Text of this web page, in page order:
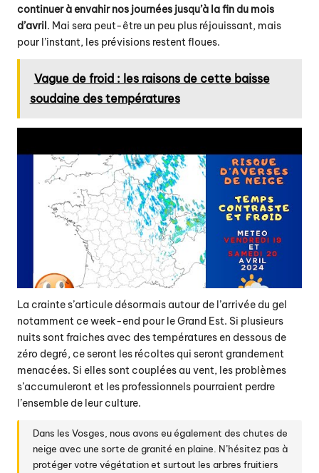
continuer à envahir nos journées jusqu’à la fin du mois
d’avril. Mai sera peut-être un peu plus réjouissant, mais
pour l’instant, les prévisions restent floues.
Vague de froid : les raisons de cette baisse
soudaine des températures
La crainte s’articule désormais autour de l’arrivée du gel
notamment ce week-end pour le Grand Est. Si plusieurs
nuits sont fraiches avec des températures en dessous de
zéro degré, ce seront les récoltes qui seront grandement
menacées. Si elles sont couplées au vent, les problèmes
s’accumuleront et les professionnels pourraient perdre
l’ensemble de leur culture.
Dans les Vosges, nous avons eu également des chutes de
neige avec une sorte de granité en plaine. N’hésitez pas à
protéger votre végétation et surtout les arbres fruitiers